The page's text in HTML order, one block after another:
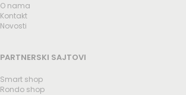
O nama
Kontakt
Novosti
PARTNERSKI SAJTOVI
Smart shop
Rondo shop